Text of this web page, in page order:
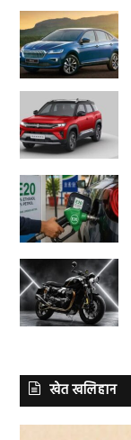
खेत खलिहान